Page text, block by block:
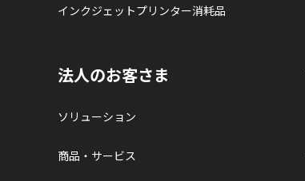
インクジェットプリンター消耗品
法人のお客さま
ソリューション
商品・サービス